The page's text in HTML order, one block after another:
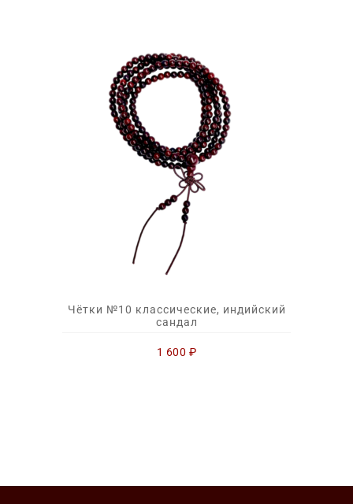
Чётки №10 классические, индийский
сандал
1 600 ₽